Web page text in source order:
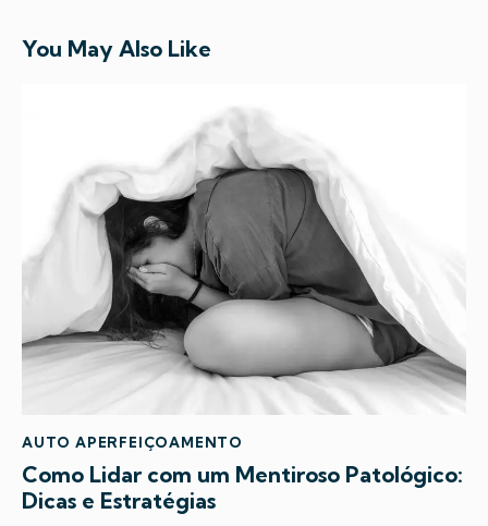
You May Also Like
AUTO APERFEIÇOAMENTO
Como Lidar com um Mentiroso Patológico:
Dicas e Estratégias